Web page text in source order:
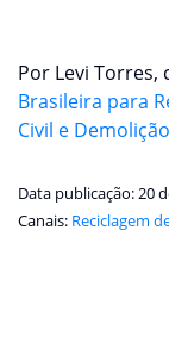
Por Levi
Brasileira para
Civil e Demolição
Data publicação: 20
Canais: Reciclagem